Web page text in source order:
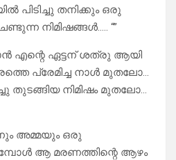
തനിക്കും ഒരു
നിമിഷങ്ങൾ….. “”
ഏട്ടന് ശത്രു ആയി
പ്രേമിച്ച നാൾ മുതലോ…
തുടങ്ങിയ നിമിഷം മുതലോ…
അമ്മയും ഒരു
ആ മരണത്തിന്റെ ആഴം